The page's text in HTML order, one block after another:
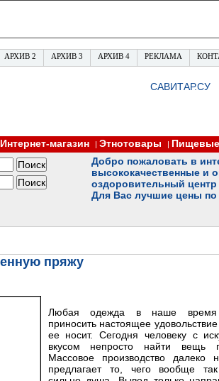
АРХИВ 2 АРХИВ 3 АРХИВ 4 РЕКЛАМА
САВИТАР.СУ
Интернет-магазин | Этнотовары |
Добро пожаловать в
высококачественные и
оздоровительный центр
Для Вас лучшие цены по
пряжу
Любая одежда в наше время
приносить настоящее
ее носит. Сегодня человеку с
вкусом непросто найти вещь
Массовое производство далеко
предлагает то, чего вообще